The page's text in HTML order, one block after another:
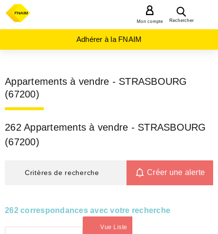
Rechercher
Mon compte
Adhérer à la FNAIM
Appartements à vendre - STRASBOURG
(67200)
262 Appartements à vendre - STRASBOURG
(67200)
Critères de recherche Créer une alerte
262 correspondances avec votre recherche
Vue Liste
(activé)